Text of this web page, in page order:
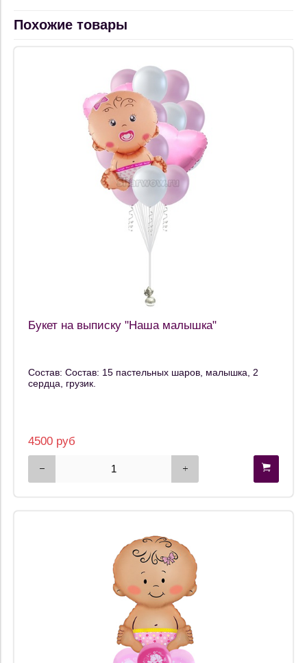
Похожие товары
Букет на выписку "Наша малышка"
Состав: Состав: 15 пастельных шаров, малышка, 2
сердца, грузик.
4500 руб